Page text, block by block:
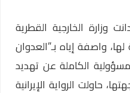
وزارة الخارجية القطرية
واصفة إياه بـ”العدوان
الكاملة عن تهديد
حاولت الرواية الإيرانية